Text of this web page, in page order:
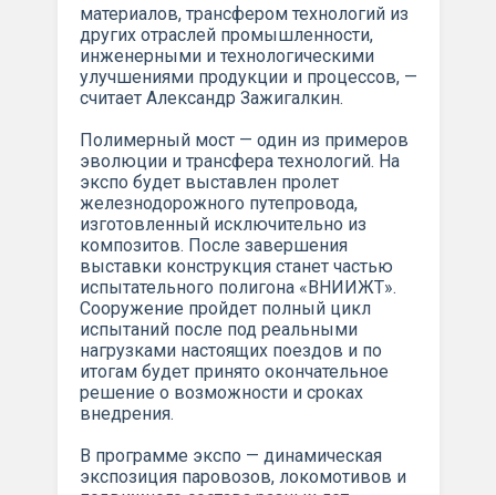
материалов, трансфером технологий из
других отраслей промышленности,
инженерными и технологическими
улучшениями продукции и процессов, —
считает Александр Зажигалкин.
Полимерный мост — один из примеров
эволюции и трансфера технологий. На
экспо будет выставлен пролет
железнодорожного путепровода,
изготовленный исключительно из
композитов. После завершения
выставки конструкция станет частью
испытательного полигона «ВНИИЖТ».
Сооружение пройдет полный цикл
испытаний после под реальными
нагрузками настоящих поездов и по
итогам будет принято окончательное
решение о возможности и сроках
внедрения.
В программе экспо — динамическая
экспозиция паровозов, локомотивов и